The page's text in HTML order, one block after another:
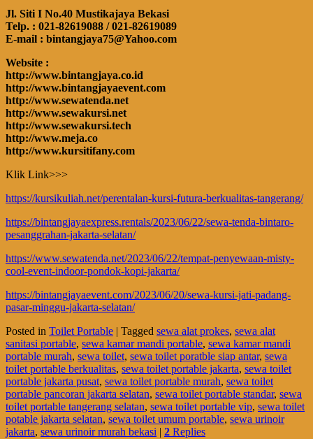
Jl. Siti I No.40 Mustikajaya Bekasi
Telp. : 021-82619088 / 021-82619089
E-mail : bintangjaya75@Yahoo.com
Website :
http://www.bintangjaya.co.id
http://www.bintangjayaevent.com
http://www.sewatenda.net
http://www.sewakursi.net
http://www.sewakursi.tech
http://www.meja.co
http://www.kursitifany.com
Klik Link>>>
https://kursikuliah.net/perentalan-kursi-futura-berkualitas-tangerang/
https://bintangjayaexpress.rentals/2023/06/22/sewa-tenda-bintaro-
pesanggrahan-jakarta-selatan/
https://www.sewatenda.net/2023/06/22/tempat-penyewaan-misty-
cool-event-indoor-pondok-kopi-jakarta/
https://bintangjayaevent.com/2023/06/20/sewa-kursi-jati-padang-
pasar-minggu-jakarta-selatan/
Posted in Toilet Portable | Tagged sewa alat prokes, sewa alat
sanitasi portable, sewa kamar mandi portable, sewa kamar mandi
portable murah, sewa toilet, sewa toilet poratble siap antar, sewa
toilet portable berkualitas, sewa toilet portable jakarta, sewa toilet
portable jakarta pusat, sewa toilet portable murah, sewa toilet
portable pancoran jakarta selatan, sewa toilet portable standar, sewa
toilet portable tangerang selatan, sewa toilet portable vip, sewa toilet
potable jakarta selatan, sewa toilet umum portable, sewa urinoir
jakarta, sewa urinoir murah bekasi | 2 Replies